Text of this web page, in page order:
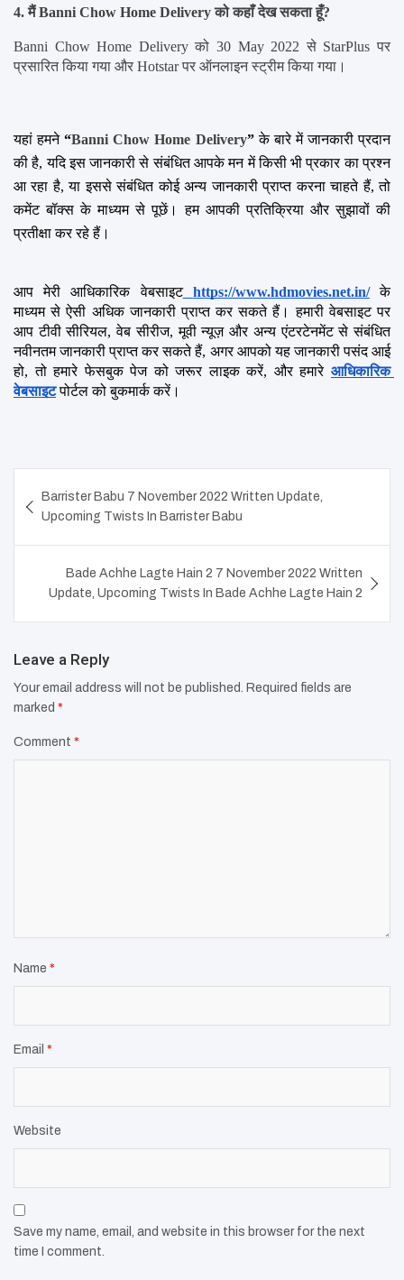
4. मैं Banni Chow Home Delivery को कहाँ देख सकता हूँ?
Banni Chow Home Delivery को 30 May 2022 से StarPlus पर
प्रसारित किया गया और Hotstar पर ऑनलाइन स्ट्रीम किया गया।
यहां हमने “Banni Chow Home Delivery” के बारे में जानकारी प्रदान
की है, यदि इस जानकारी से संबंधित आपके मन में किसी भी प्रकार का प्रश्न
आ रहा है, या इससे संबंधित कोई अन्य जानकारी प्राप्त करना चाहते हैं, तो
कमेंट बॉक्स के माध्यम से पूछें। हम आपकी प्रतिक्रिया और सुझावों की
प्रतीक्षा कर रहे हैं।
आप मेरी आधिकारिक वेबसाइट https://www.hdmovies.net.in/ के
माध्यम से ऐसी अधिक जानकारी प्राप्त कर सकते हैं। हमारी वेबसाइट पर
आप टीवी सीरियल, वेब सीरीज, मूवी न्यूज़ और अन्य एंटरटेनमेंट से संबंधित
नवीनतम जानकारी प्राप्त कर सकते हैं, अगर आपको यह जानकारी पसंद आई
हो, तो हमारे फेसबुक पेज को जरूर लाइक करें, और हमारे आधिकारिक
वेबसाइट पोर्टल को बुकमार्क करें।
navigation
Barrister Babu 7 November 2022 Written Update,
Upcoming Twists In Barrister Babu
Bade Achhe Lagte Hain 2 7 November 2022 Written
Update, Upcoming Twists In Bade Achhe Lagte Hain 2
Leave a Reply
Your email address will not be published. Required fields are
marked *
Comment *
Name *
Email *
Website
Save my name, email, and website in this browser for the next
time I comment.